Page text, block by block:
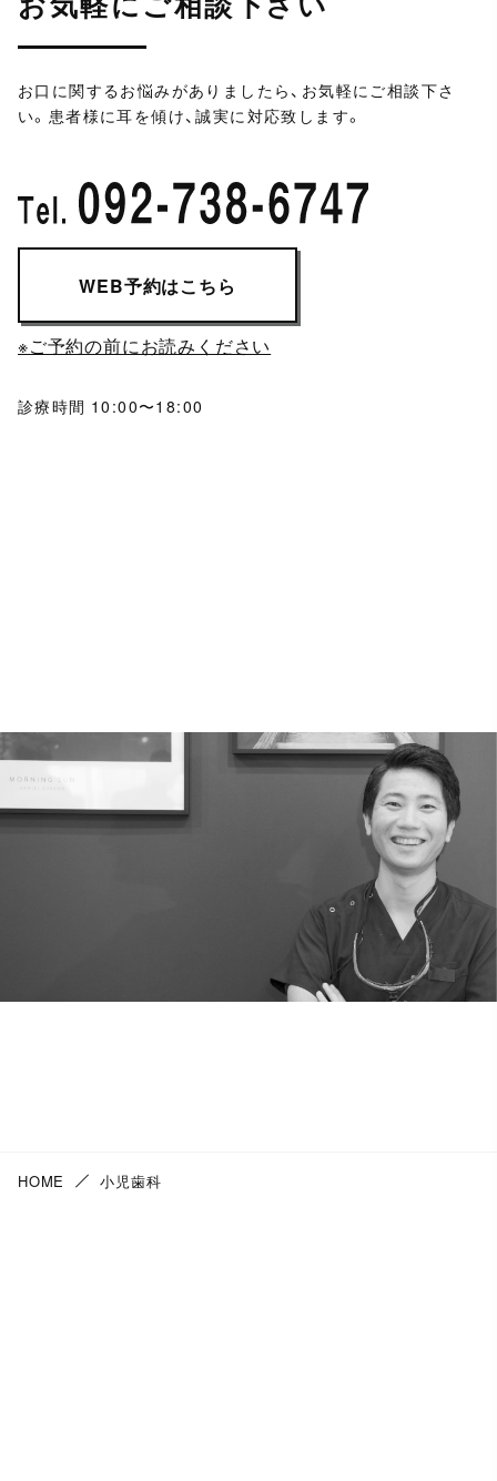
お気軽にご相談下さい
お口に関するお悩みがありましたら、お気軽にご相談下さ
い。 患者様に耳を傾け、誠実に対応致します。
WEB予約はこちら
※ご予約の前にお読みください
診療時間 10:00〜18:00
HOME 小児歯科